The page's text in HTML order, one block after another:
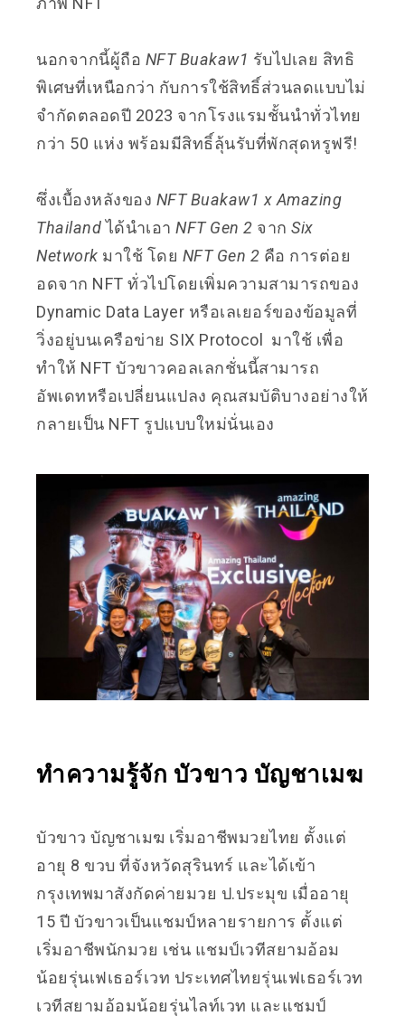
นอกจากนี้ผู้ถือ NFT Buakaw1 รับไปเลย สิทธิ
พิเศษที่เหนือกว่า กับการใช้สิทธิ์ส่วนลดแบบไม่
จำกัดตลอดปี 2023 จากโรงแรมชั้นนำทั่วไทย
กว่า 50 แห่ง พร้อมมีสิทธิ์ลุ้นรับที่พักสุดหรูฟรี!
ซึ่งเบื้องหลังของ NFT Buakaw1 x Amazing
Thailandได้นำเอา NFT Gen 2 จาก Six
Network มาใช้ โดย NFT Gen 2 คือ การต่อย
อดจาก NFT ทั่วไปโดยเพิ่มความสามารถของ
Dynamic Data Layer หรือเลเยอร์ของข้อมูลที่
วิ่งอยู่บนเครือข่าย SIX Protocol
มาใช้ เพื่อ
ทำให้ NFT บัวขาวคอลเลกชั่นนี้สามารถ
อัพเดทหรือเปลี่ยนแปลง คุณสมบัติบางอย่างให้
กลายเป็น NFT รูปแบบใหม่นั่นเอง
ทำความรู้จัก บัวขาว บัญชาเมฆ
บัวขาว บัญชาเมฆ เริ่มอาชีพมวยไทย ตั้งแต่
อายุ 8 ขวบ ที่จังหวัดสุรินทร์ และได้เข้า
กรุงเทพมาสังกัดค่ายมวย ป.ประมุข เมื่ออายุ
15 ปี บัวขาวเป็นแชมป์หลายรายการ ตั้งแต่
เริ่มอาชีพนักมวย เช่น แชมป์เวทีสยามอ้อม
น้อยรุ่นเฟเธอร์เวท ประเทศไทยรุ่นเฟเธอร์เวท
เวทีสยามอ้อมน้อยรุ่นไลท์เวท และแชมป์